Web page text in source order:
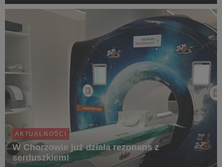
WOŚP oraz wspierających jej ini...
AKTUALNOŚCI
W Chorzowie już działa rezonans z
serduszkiem!